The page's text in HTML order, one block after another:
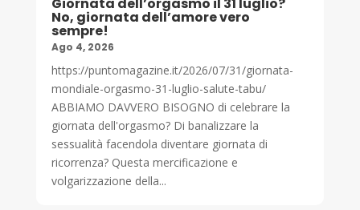
No, giornata dell’amore vero
sempre!
Ago 4, 2026
https://puntomagazine.it/2026/07/31/giornata-
mondiale-orgasmo-31-luglio-salute-tabu/
ABBIAMO DAVVERO BISOGNO di celebrare la
giornata dell'orgasmo? Di banalizzare la
sessualità facendola diventare giornata di
ricorrenza? Questa mercificazione e
volgarizzazione della...